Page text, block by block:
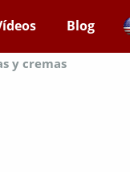
Blog
y cremas